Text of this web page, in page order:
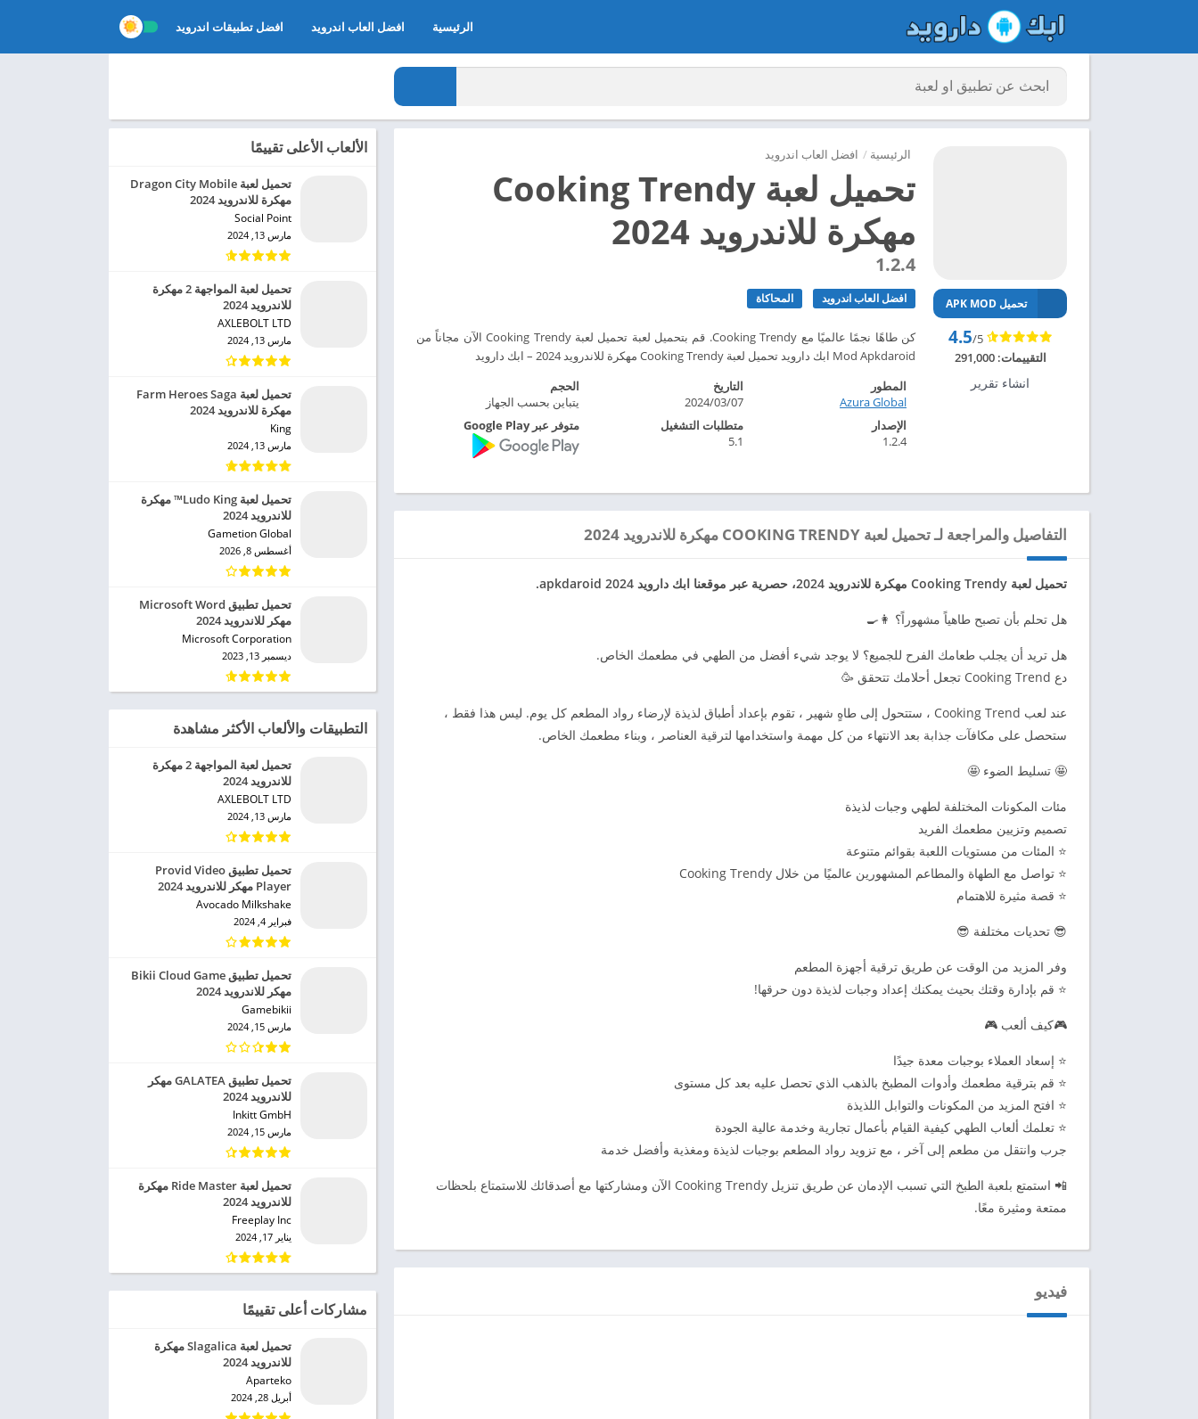
الرئيسية افضل العاب اندرويد افضل تطبيقات اندرويد
الرئيسية / افضل العاب اندرويد
تحميل لعبة Cooking Trendy
مهكرة للاندرويد 2024
1.2.4
افضل العاب اندرويد المحاكاة
كن طاهًا نجمًا عالميًا مع Cooking Trendy. قم بتحميل لعبة تحميل لعبة Cooking Trendy الآن مجاناً من
Mod Apkdaroid ابك دارويد تحميل لعبة Cooking Trendy مهكرة للاندرويد 2024 – ابك دارويد
تحميل APK MOD
4.5/5
التقييمات:291,000
انشاء تقرير
المطور
Azura Global‏
التاريخ
2024/03/07
الحجم
يتباين بحسب الجهاز
الإصدار
1.2.4
متطلبات التشغيل
5.1
متوفر عبر Google Play
التفاصيل والمراجعة لـ تحميل لعبة COOKING TRENDY مهكرة للاندرويد 2024
تحميل لعبة Cooking Trendy مهكرة للاندرويد 2024، حصرية عبر موقعنا ابك دارويد 2024 apkdaroid.
هل تحلم بأن تصبح طاهياً مشهوراً؟ 👩‍🍳
هل تريد أن يجلب طعامك الفرح للجميع؟ لا يوجد شيء أفضل من الطهي في مطعمك الخاص.
دع Cooking Trend تجعل أحلامك تتحقق 🥳
عند لعب Cooking Trend ، ستتحول إلى طاهٍ شهير ، تقوم بإعداد أطباق لذيذة لإرضاء رواد المطعم كل يوم. ليس هذا فقط ،
ستحصل على مكافآت جذابة بعد الانتهاء من كل مهمة واستخدامها لترقية العناصر ، وبناء مطعمك الخاص.
🤩 تسليط الضوء 🤩
مئات المكونات المختلفة لطهي وجبات لذيذة
تصميم وتزيين مطعمك الفريد
⭐ المئات من مستويات اللعبة بقوائم متنوعة
⭐ تواصل مع الطهاة والمطاعم المشهورين عالميًا من خلال Cooking Trendy
⭐ قصة مثيرة للاهتمام
😎 تحديات مختلفة 😎
وفر المزيد من الوقت عن طريق ترقية أجهزة المطعم
⭐ قم بإدارة وقتك بحيث يمكنك إعداد وجبات لذيذة دون حرقها!
🎮كيف ألعب 🎮
⭐ إسعاد العملاء بوجبات معدة جيدًا
⭐ قم بترقية مطعمك وأدوات المطبخ بالذهب الذي تحصل عليه بعد كل مستوى
⭐ افتح المزيد من المكونات والتوابل اللذيذة
⭐ تعلمك ألعاب الطهي كيفية القيام بأعمال تجارية وخدمة عالية الجودة
جرب وانتقل من مطعم إلى آخر ، مع تزويد رواد المطعم بوجبات لذيذة ومغذية وأفضل خدمة
📲 استمتع بلعبة الطبخ التي تسبب الإدمان عن طريق تنزيل Cooking Trendy الآن ومشاركتها مع أصدقائك للاستمتاع بلحظات
ممتعة ومثيرة معًا.
فيديو
الألعاب الأعلى تقييمًا
تحميل لعبة Dragon City Mobile
مهكرة للاندرويد 2024
Social Point‏
مارس 13, 2024
تحميل لعبة المواجهة 2 مهكرة
للاندرويد 2024
AXLEBOLT LTD‏
مارس 13, 2024
تحميل لعبة Farm Heroes Saga
مهكرة للاندرويد 2024
King‏
مارس 13, 2024
تحميل لعبة Ludo King™ مهكرة
للاندرويد 2024
Gametion Global‏
أغسطس 8, 2026
تحميل تطبيق Microsoft Word
مهكر للاندرويد 2024
Microsoft Corporation‏
ديسمبر 13, 2023
التطبيقات والألعاب الأكثر مشاهدة
تحميل لعبة المواجهة 2 مهكرة
للاندرويد 2024
AXLEBOLT LTD‏
مارس 13, 2024
تحميل تطبيق Provid Video
Player مهكر للاندرويد 2024
Avocado Milkshake‏
فبراير 4, 2024
تحميل تطبيق Bikii Cloud Game
مهكر للاندرويد 2024
Gamebikii‏
مارس 15, 2024
تحميل تطبيق GALATEA مهكر
للاندرويد 2024
Inkitt GmbH‏
مارس 15, 2024
تحميل لعبة Ride Master مهكرة
للاندرويد 2024
Freeplay Inc‏
يناير 17, 2024
مشاركات أعلى تقييمًا
تحميل لعبة Slagalica مهكرة
للاندرويد 2024
Aparteko‏
أبريل 28, 2024